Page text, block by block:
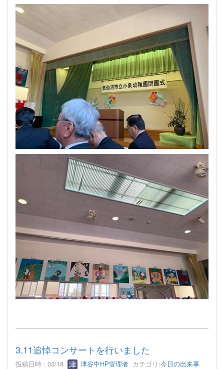
3.11追悼コンサートを行いました
投稿日時 : 03/18 津谷中HP管理者 カテゴリ:今日の出来事